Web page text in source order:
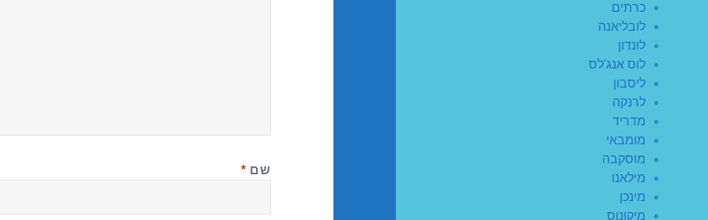
כרתים
לובליאנה
לונדון
לוס אנג'לס
ליסבון
לרנקה
מדריד
מומבאי
מוסקבה
מילאנו
מינכן
מיקונוס
שם *